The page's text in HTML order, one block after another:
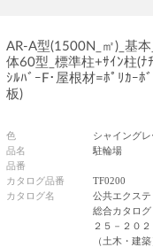
AR-A型(1500N_㎡)_基本
体60型_標準柱+ｻｲﾝ柱(ﾅ
ｼﾙﾊﾞｰF･屋根材=ﾎﾟﾘｶｰﾎ
板)
色
シャイング
品名
駐輪場
品番
カタログ品番
TF0200
カタログ名
公共エクス
総合カタロ
２５－２０
（土木・建